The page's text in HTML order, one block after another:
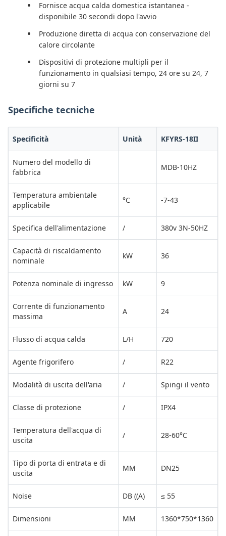
Fornisce acqua calda domestica istantanea -
disponibile 30 secondi dopo l'avvio
Produzione diretta di acqua con conservazione del
calore circolante
Dispositivi di protezione multipli per il
funzionamento in qualsiasi tempo, 24 ore su 24, 7
giorni su 7
Specifiche tecniche
Specificità Unità KFYRS-18II
Numero del modello di
fabbrica
MDB-10HZ
Temperatura ambientale
applicabile
°C -7-43
Specifica dell'alimentazione / 380v 3N-50HZ
Capacità di riscaldamento
nominale
kW 36
Potenza nominale di ingresso kW 9
Corrente di funzionamento
massima
A 24
Flusso di acqua calda L/H 720
Agente frigorifero / R22
Modalità di uscita dell'aria / Spingi il vento
Classe di protezione / IPX4
Temperatura dell'acqua di
uscita
/ 28-60°C
Tipo di porta di entrata e di
uscita
MM DN25
Noise DB ((A) ≤ 55
Dimensioni MM 1360*750*1360